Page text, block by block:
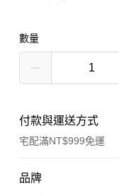
數量
付款與運送方式
宅配滿NT$999免運
付款方式
品牌